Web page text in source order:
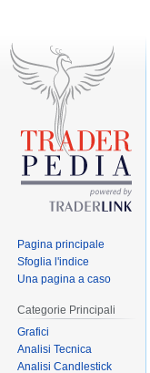
Pagina principale
Sfoglia l'indice
Una pagina a caso
Categorie Principali
Grafici
Analisi Tecnica
Analisi Candlestick